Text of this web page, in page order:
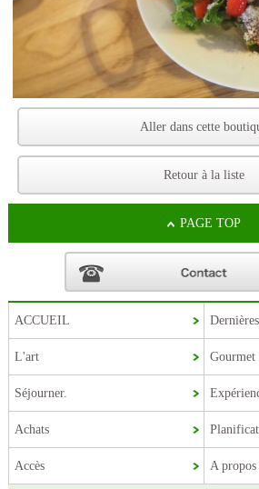
Aller dans cette
Retour à la liste
PAGE TOP
ACCUEIL
L'art Gourmet
Séjourner.
Achats
Accès A